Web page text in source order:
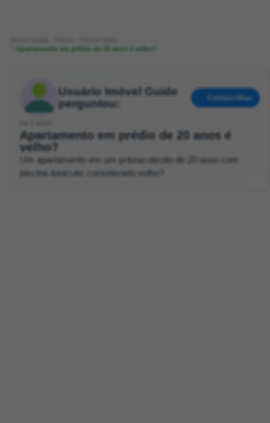
Apartamento em prédio de 20 anos é velho?
Usuário Imóvel Guide
perguntou:
Compartilhar
Apartamento em prédio de 20 anos é
velho?
Um apartamento em um pr&eacute;dio de 20 anos com
piscina &eacute; considerado velho?